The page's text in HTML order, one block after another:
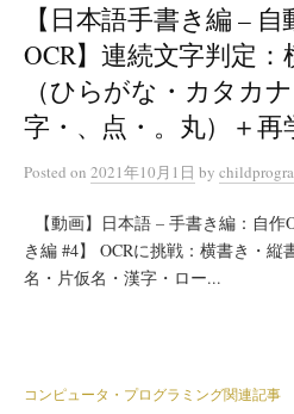
【日本語手書き編 –
OCR】連続文字判定：
（ひらがな・カタカ
字・、点・。丸）＋再
Posted on 2021年10月1日 by
【動画】日本語 – 手書き編：自
き編 #4】 OCRに挑戦：横書き・
名・片仮名・漢字・ロー...
コンピュータ・プログラミング関連記事